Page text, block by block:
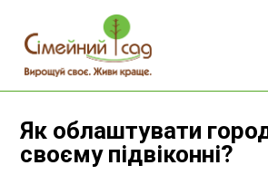
Як облаштувати
своєму підвіконні?